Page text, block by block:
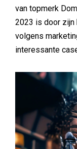
van topmerk
2023 is door zijn
volgens
interessante